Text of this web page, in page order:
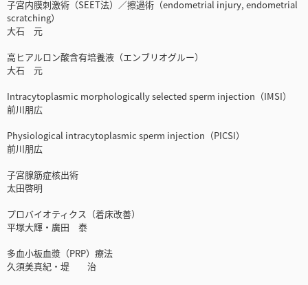
子宮内膜刺激術（SEET法）／擦過術（endometrial injury, endometrial
scratching）
大石 元
高ヒアルロン酸含有培養液（エンブリオグルー）
大石 元
Intracytoplasmic morphologically selected sperm injection（IMSI）
前川朋広
Physiological intracytoplasmic sperm injection（PICSI）
前川朋広
子宮腺筋症核出術
太田啓明
プロバイオティクス（着床改善）
平塚大輝・廣田 泰
多血小板血漿（PRP）療法
久須美真紀・堤 治